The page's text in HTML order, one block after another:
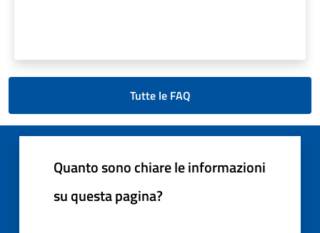
Tutte le FAQ
Quanto sono chiare le informazioni
su questa pagina?